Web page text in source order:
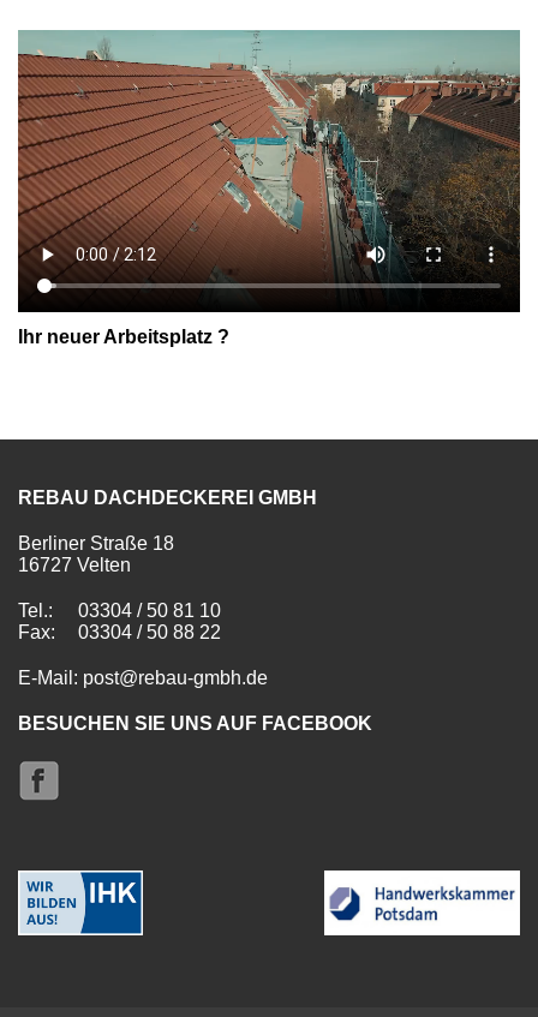
Ihr neuer Arbeitsplatz ?
REBAU DACHDECKEREI GMBH
Berliner Straße 18
16727 Velten
Tel.:
03304 / 50 81 10
Fax:
03304 / 50 88 22
E-Mail: post@rebau-gmbh.de
BESUCHEN SIE UNS AUF FACEBOOK